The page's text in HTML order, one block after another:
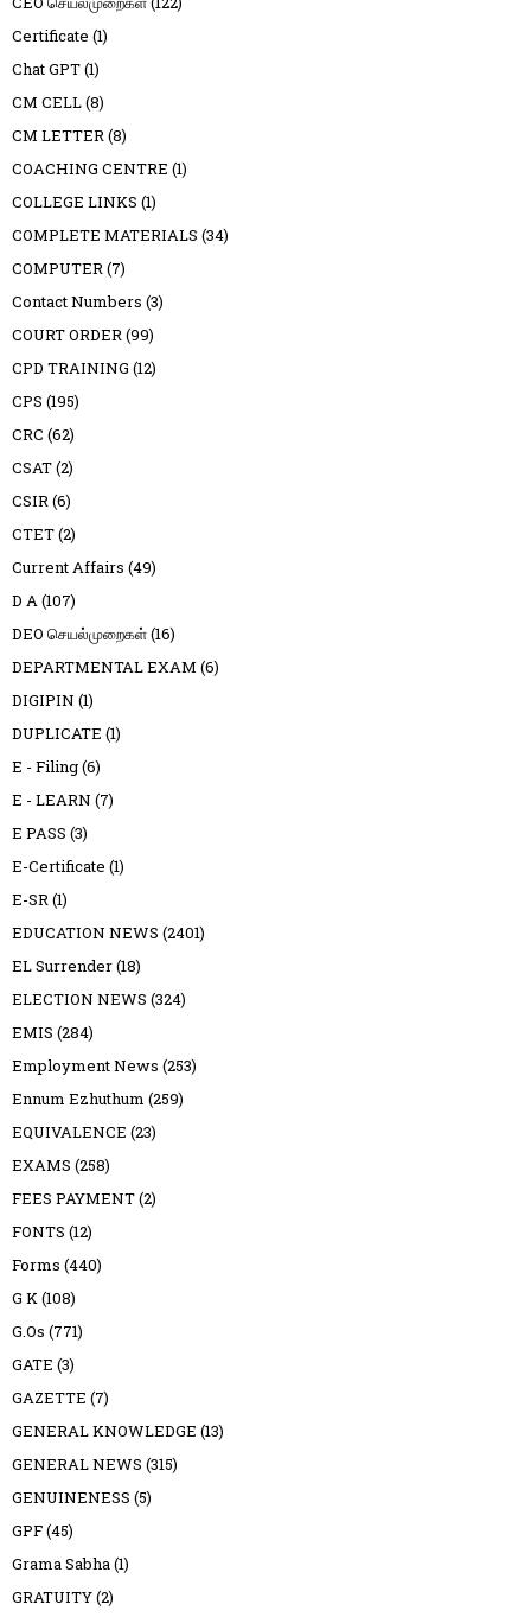
Certificate (1)
Chat GPT(1)
CM CELL(8)
CM LETTER(8)
COACHING CENTRE (1)
COLLEGE LINKS (1)
COMPLETE MATERIALS (34)
COMPUTER(7)
Contact Numbers (3)
COURT ORDER(99)
CPD TRAINING (12)
CPS (195)
CRC (62)
CSAT(2)
CSIR(6)
CTET(2)
Current Affairs (49)
D A(107)
DEO செயல்முறைகள்(16)
DEPARTMENTAL EXAM (6)
DIGIPIN (1)
DUPLICATE (1)
E - Filing(6)
E - LEARN (7)
E PASS (3)
E-Certificate (1)
E-SR(1)
EDUCATION NEWS (2401)
EL Surrender(18)
ELECTION NEWS (324)
EMIS (284)
Employment News (253)
Ennum Ezhuthum (259)
EQUIVALENCE (23)
EXAMS (258)
FEES PAYMENT(2)
FONTS (12)
Forms (440)
G K(108)
G.Os (771)
GATE (3)
GAZETTE (7)
GENERAL KNOWLEDGE (13)
GENERAL NEWS (315)
GENUINENESS (5)
GPF(45)
Grama Sabha(1)
GRATUITY(2)